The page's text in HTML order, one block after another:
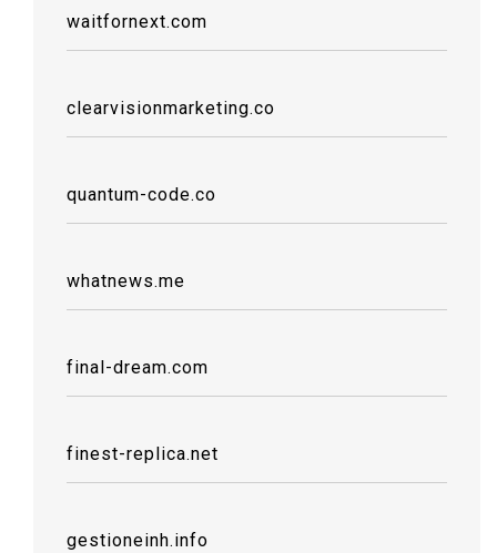
waitfornext.com
clearvisionmarketing.co
quantum-code.co
whatnews.me
final-dream.com
finest-replica.net
gestioneinh.info